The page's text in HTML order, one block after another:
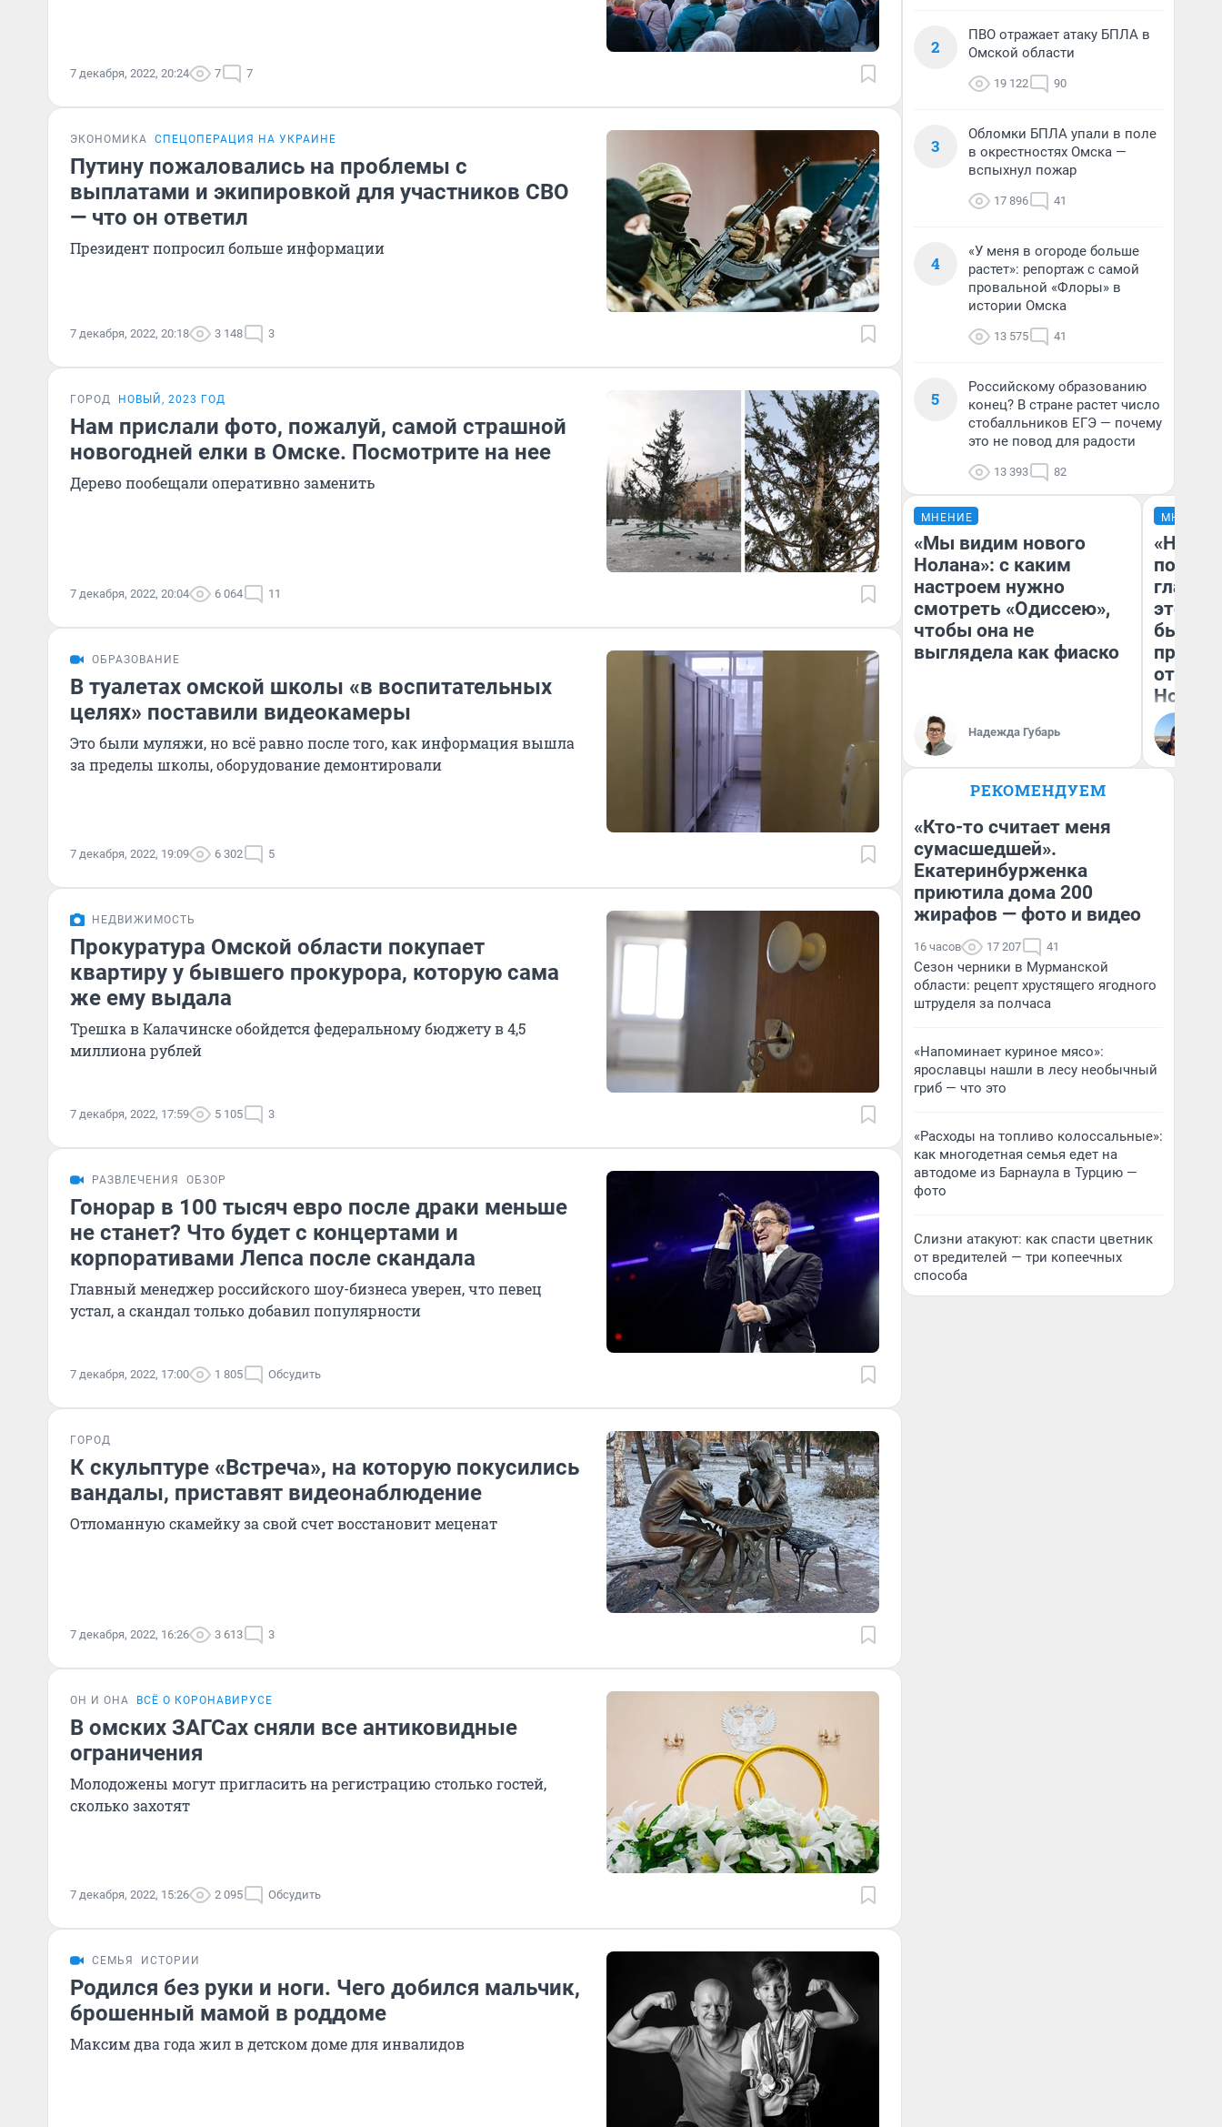
7 декабря, 2022, 20:24 7 7
ЭКОНОМИКА СПЕЦОПЕРАЦИЯ НА УКРАИНЕ
Путину пожаловались на проблемы с
выплатами и экипировкой для участников СВО
— что он ответил
Президент попросил больше информации
7 декабря, 2022, 20:18 3 148 3
ГОРОД НОВЫЙ, 2023 ГОД
Нам прислали фото, пожалуй, самой страшной
новогодней елки в Омске. Посмотрите на нее
Дерево пообещали оперативно заменить
7 декабря, 2022, 20:04 6 064 11
ОБРАЗОВАНИЕ
В туалетах омской школы «в воспитательных
целях» поставили видеокамеры
Это были муляжи, но всё равно после того, как информация вышла
за пределы школы, оборудование демонтировали
7 декабря, 2022, 19:09 6 302 5
НЕДВИЖИМОСТЬ
Прокуратура Омской области покупает
квартиру у бывшего прокурора, которую сама
же ему выдала
Трешка в Калачинске обойдется федеральному бюджету в 4,5
миллиона рублей
7 декабря, 2022, 17:59 5 105 3
РАЗВЛЕЧЕНИЯ ОБЗОР
Гонорар в 100 тысяч евро после драки меньше
не станет? Что будет с концертами и
корпоративами Лепса после скандала
Главный менеджер российского шоу-бизнеса уверен, что певец
устал, а скандал только добавил популярности
7 декабря, 2022, 17:00 1 805 Обсудить
ГОРОД
К скульптуре «Встреча», на которую покусились
вандалы, приставят видеонаблюдение
Отломанную скамейку за свой счет восстановит меценат
7 декабря, 2022, 16:26 3 613 3
ОН И ОНА ВСЁ О КОРОНАВИРУСЕ
В омских ЗАГСах сняли все антиковидные
ограничения
Молодожены могут пригласить на регистрацию столько гостей,
сколько захотят
7 декабря, 2022, 15:26 2 095 Обсудить
СЕМЬЯ ИСТОРИИ
Родился без руки и ноги. Чего добился мальчик,
брошенный мамой в роддоме
Максим два года жил в детском доме для инвалидов
2
ПВО отражает атаку БПЛА в
Омской области
19 122 90
3
Обломки БПЛА упали в поле
в окрестностях Омска —
вспыхнул пожар
17 896 41
4
«У меня в огороде больше
растет»: репортаж с самой
провальной «Флоры» в
истории Омска
13 575 41
5
Российскому образованию
конец? В стране растет число
стобалльников ЕГЭ — почему
это не повод для радости
13 393 82
МНЕНИЕ
«Мы видим нового
Нолана»: с каким
настроем нужно
смотреть «Одиссею»,
чтобы она не
выглядела как фиаско
Надежда Губарь
МНЕНИЕ
этого
бьет
отзыв
Нолана
РЕКОМЕНДУЕМ
«Кто-то считает меня
сумасшедшей».
Екатеринбурженка
приютила дома 200
жирафов — фото и видео
16 часов 17 207 41
Сезон черники в Мурманской
области: рецепт хрустящего ягодного
штруделя за полчаса
«Напоминает куриное мясо»:
ярославцы нашли в лесу необычный
гриб — что это
«Расходы на топливо колоссальные»:
как многодетная семья едет на
автодоме из Барнаула в Турцию —
фото
Слизни атакуют: как спасти цветник
от вредителей — три копеечных
способа